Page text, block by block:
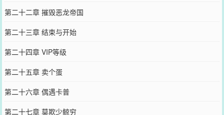
第二十二章 摧毁恶龙帝国
第二十三章 结束与开始
第二十四章 VIP等级
第二十五章 卖个蛋
第二十六章 偶遇卡普
第二十七章 莫欺少鲸穷